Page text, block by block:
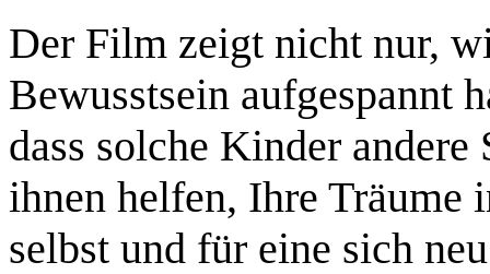
Der Film zeigt nicht nur,
Bewusstsein aufgespannt
dass solche Kinder
ihnen helfen, Ihre Träume
selbst und für eine sich